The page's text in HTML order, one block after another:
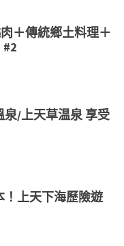
＋傳統鄉土料理＋
#2
/上天草温泉 享受
！上天下海歷險遊